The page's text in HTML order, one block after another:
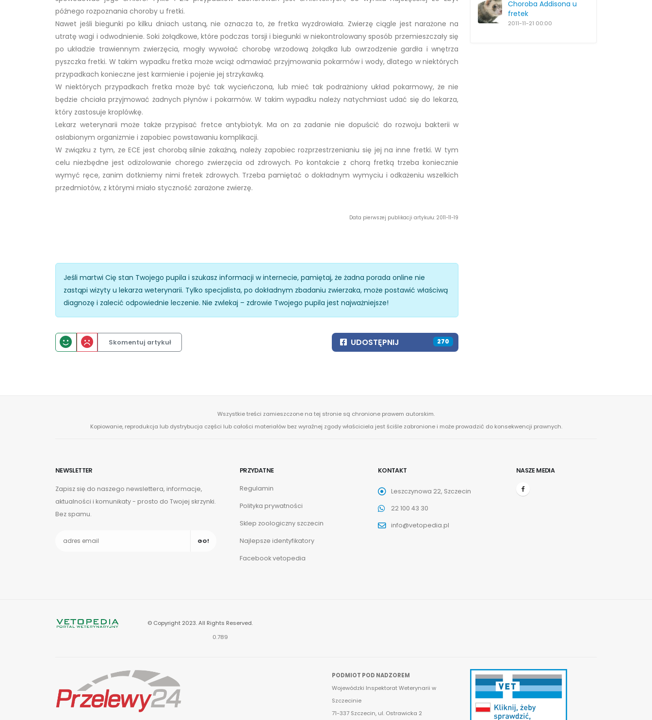
Choroba Addisona u
fretek
2011-11-21 00:00
późnego rozpoznania choroby u fretki.
Nawet jeśli biegunki po kilku dniach ustaną, nie oznacza to, że fretka wyzdrowiała. Zwierzę ciągle jest narażone na
utratę wagi i odwodnienie. Soki żołądkowe, które podczas torsji i biegunki w niekontrolowany sposób przemieszczały się
po układzie trawiennym zwierzęcia, mogły wywołać chorobę wrzodową żołądka lub owrzodzenie gardła i wnętrza
pyszczka fretki. W takim wypadku fretka może wciąż odmawiać przyjmowania pokarmów i wody, dlatego w niektórych
przypadkach konieczne jest karmienie i pojenie jej strzykawką.
W niektórych przypadkach fretka może być tak wycieńczona, lub mieć tak podrażniony układ pokarmowy, że nie
będzie chciała przyjmować żadnych płynów i pokarmów. W takim wypadku należy natychmiast udać się do lekarza,
który zastosuje kroplówkę.
Lekarz weterynarii może także przypisać fretce antybiotyk. Ma on za zadanie nie dopuścić do rozwoju bakterii w
osłabionym organizmie i zapobiec powstawaniu komplikacji.
W związku z tym, ze ECE jest chorobą silnie zakaźną, należy zapobiec rozprzestrzenianiu się jej na inne fretki. W tym
celu niezbędne jest odizolowanie chorego zwierzęcia od zdrowych. Po kontakcie z chorą fretką trzeba koniecznie
wymyć ręce, zanim dotkniemy nimi fretek zdrowych. Trzeba pamiętać o dokładnym wymyciu i odkażeniu wszelkich
przedmiotów, z którymi miało styczność zarażone zwierzę.
Data pierwszej publikacji artykułu: 2011-11-19
Jeśli martwi Cię stan Twojego pupila i szukasz informacji w internecie, pamiętaj, że żadna porada online nie
zastąpi wizyty u lekarza weterynarii. Tylko specjalista, po dokładnym zbadaniu zwierzaka, może postawić właściwą
diagnozę i zalecić odpowiednie leczenie. Nie zwlekaj – zdrowie Twojego pupila jest najważniejsze!
Skomentuj artykuł UDOSTĘPNIJ 312
Wszystkie treści zamieszczone na tej stronie są chronione prawem autorskim.
Kopiowanie, reprodukcja lub dystrybucja części lub całości materiałów bez wyraźnej zgody właściciela jest ściśle zabronione i może prowadzić do konsekwencji prawnych.
NEWSLETTER
Zapisz się do naszego newslettera, informacje,
aktualności i komunikaty - prosto do Twojej skrzynki.
Bez spamu.
GO!
PRZYDATNE
Regulamin
Polityka prywatności
Sklep zoologiczny szczecin
Najlepsze identyfikatory
Facebook vetopedia
KONTAKT
Leszczynowa 22, Szczecin
22 100 43 30
info@vetopedia.pl
NASZE MEDIA
© Copyright 2023. All Rights Reserved.
0.789
PODMIOT POD NADZOREM
Wojewódzki Inspektorat Weterynarii w
Szczecinie
71-337 Szczecin, ul. Ostrawicka 2